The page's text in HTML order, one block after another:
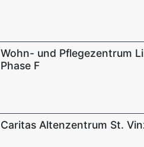
Wohn- und Pflegezentrum
Phase F
Caritas Altenzentrum St.